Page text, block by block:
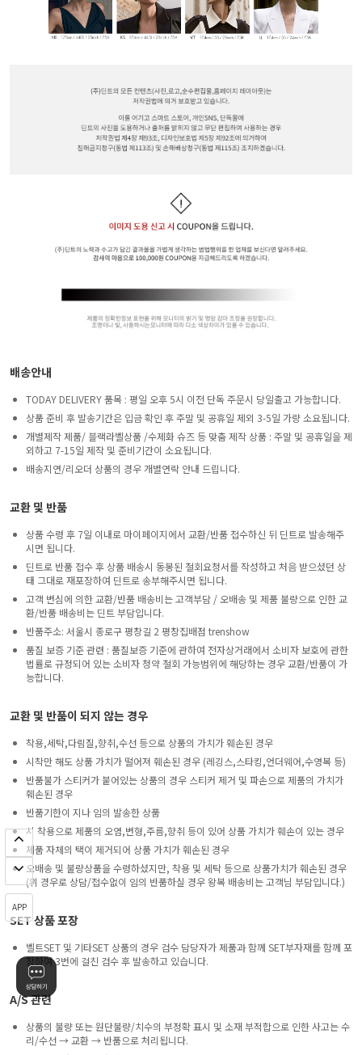
APP
배송안내
TODAY DELIVERY 품목 : 평일 오후 5시 이전 단독 주문시 당일출고 가능합니다.
상품 준비 후 발송기간은 입금 확인 후 주말 및 공휴일 제외 3-5일 가량 소요됩니다.
개별제작 제품/ 블랙라벨상품 /수제화 슈즈 등 맞춤 제작 상품 : 주말 및 공휴일을 제
외하고 7-15일 제작 및 준비기간이 소요됩니다.
배송지연/리오더 상품의 경우 개별연락 안내 드립니다.
교환 및 반품
상품 수령 후 7일 이내로 마이페이지에서 교환/반품 접수하신 뒤 딘트로 발송해주
시면 됩니다.
딘트로 반품 접수 후 상품 배송시 동봉된 철회요청서를 작성하고 처음 받으셨던 상
태 그대로 재포장하여 딘트로 송부해주시면 됩니다.
고객 변심에 의한 교환/반품 배송비는 고객부담 / 오배송 및 제품 불량으로 인한 교
환/반품 배송비는 딘트 부담입니다.
반품주소: 서울시 종로구 평창길 2 평창집배점 trenshow
품질 보증 기준 관련 : 품질보증 기준에 관하여 전자상거래에서 소비자 보호에 관한
법률로 규정되어 있는 소비자 청약 철회 가능범위에 해당하는 경우 교환/반품이 가
능합니다.
교환 및 반품이 되지 않는 경우
착용,세탁,다림질,향취,수선 등으로 상품의 가치가 훼손된 경우
시착만 해도 상품 가치가 떨어져 훼손된 경우 (레깅스,스타킹,언더웨어,수영복 등)
반품불가 스티커가 붙어있는 상품의 경우 스티커 제거 및 파손으로 제품의 가치가
훼손된 경우
반품기한이 지나 임의 발송한 상품
시 착용으로 제품의 오염,변형,주름,향취 등이 있어 상품 가치가 훼손이 있는 경우
제품 자체의 택이 제거되어 상품 가치가 훼손된 경우
오배송 및 불량상품을 수령하셨지만, 착용 및 세탁 등으로 상품가치가 훼손된 경우
(위 경우로 상담/접수없이 임의 반품하실 경우 왕복 배송비는 고객님 부담입니다.)
SET 상품 포장
벨트SET 및 기타SET 상품의 경우 검수 담당자가 제품과 함께 SET부자재를 함께 포
장하여 3번에 걸친 검수 후 발송하고 있습니다.
A/S 관련
상품의 불량 또는 원단불량/치수의 부정확 표시 및 소재 부적합으로 인한 사고는 수
리/수선 → 교환 → 반품으로 처리됩니다.